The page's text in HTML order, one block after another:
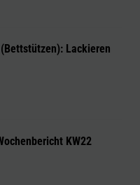
Lackieren
KW22